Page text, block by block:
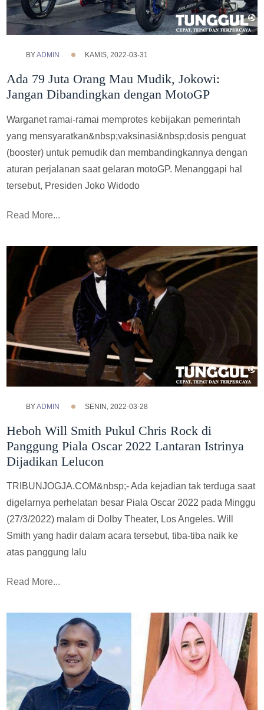
BYADMIN KAMIS, 2022-03-31
Ada 79 Juta Orang Mau Mudik, Jokowi:
Jangan Dibandingkan dengan MotoGP
Warganet ramai-ramai memprotes kebijakan pemerintah
yang mensyaratkan&nbsp;vaksinasi&nbsp;dosis penguat
(booster) untuk pemudik dan membandingkannya dengan
aturan perjalanan saat gelaran motoGP. Menanggapi hal
tersebut, Presiden Joko Widodo
Read More...
BYADMIN SENIN, 2022-03-28
Heboh Will Smith Pukul Chris Rock di
Panggung Piala Oscar 2022 Lantaran Istrinya
Dijadikan Lelucon
TRIBUNJOGJA.COM&nbsp;- Ada kejadian tak terduga saat
digelarnya perhelatan besar Piala Oscar 2022 pada Minggu
(27/3/2022) malam di Dolby Theater, Los Angeles. Will
Smith yang hadir dalam acara tersebut, tiba-tiba naik ke
atas panggung lalu
Read More...